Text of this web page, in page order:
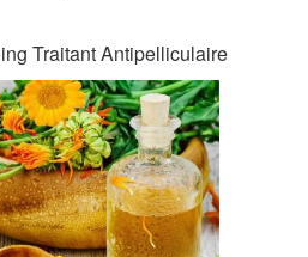
Traitant Antipelliculaire